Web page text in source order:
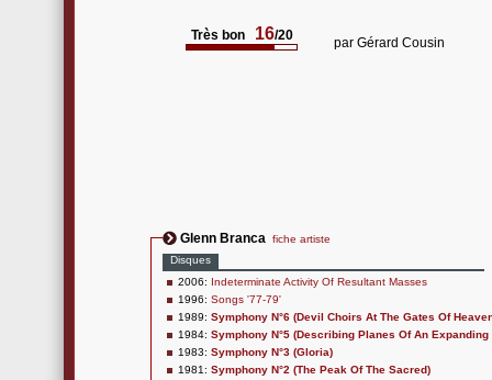
Très bon 16/20 par Gérard Cousin
Glenn Branca fiche artiste
Disques
2006: Indeterminate Activity Of Resultant Masses
1996: Songs '77-79'
1989: Symphony N°6 (Devil Choirs At The Gates Of
1984: Symphony N°5 (Describing Planes Of An
1983: Symphony N°3 (Gloria)
1981: Symphony N°2 (The Peak Of The Sacred)